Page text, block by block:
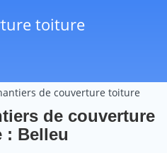
toiture
de couverture toiture
de couverture
: Belleu